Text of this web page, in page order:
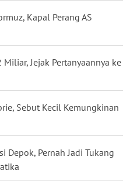
Kapal Perang AS
Jejak Pertanyaannya ke
Sebut Kecil Kemungkinan
Depok, Pernah Jadi Tukang